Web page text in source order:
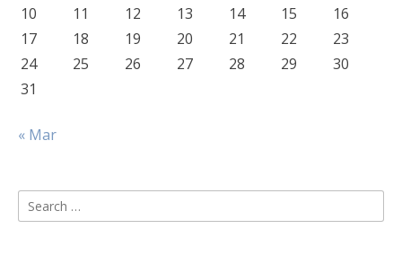
10
11 12 13 14 15
16
17
18 19 20 21 22
23
24
25 26 27 28 29
30
31
« Mar
Search
for: